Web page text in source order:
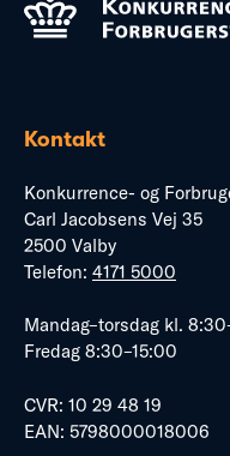
Kontakt
Konkurrence- og
Carl Jacobsens Vej 35
2500 Valby
Telefon: 4171 5000
Mandag–torsdag kl.
Fredag 8:30–15:00
CVR: 10 29 48 19
EAN: 5798000018006